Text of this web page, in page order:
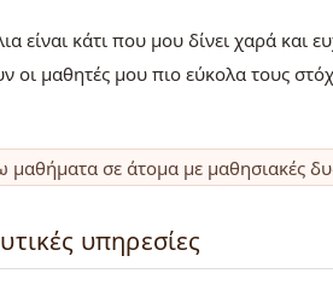
είναι κάτι που μου δίνει χαρά
οι μαθητές μου πιο εύκολα τους
μαθήματα σε άτομα με μαθησιακές
υπηρεσίες